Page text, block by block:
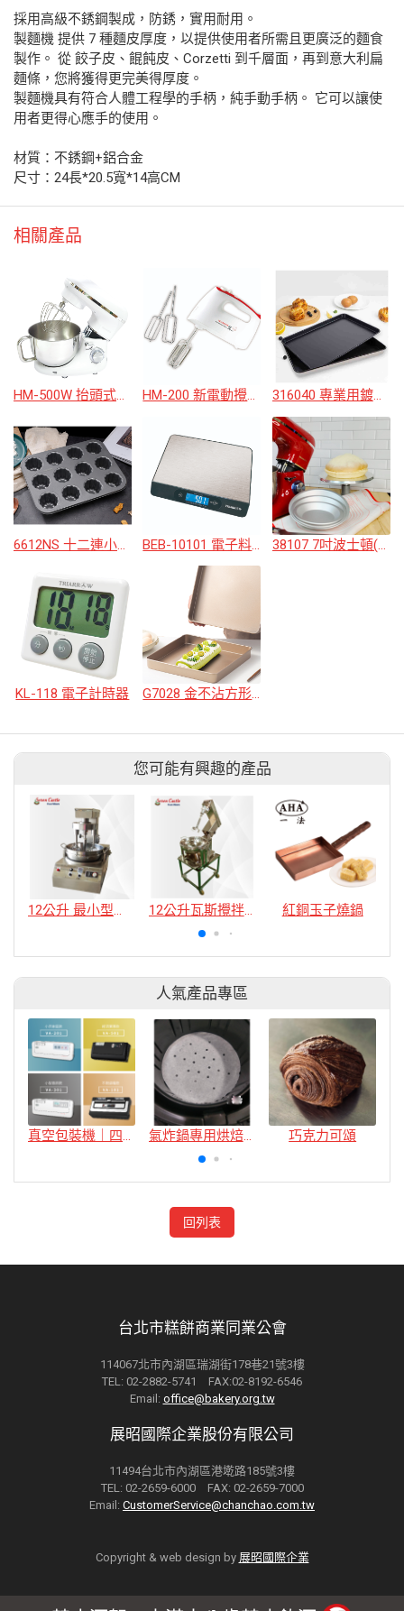
採用高級不銹鋼製成，防銹，實用耐用。
製麵機 提供 7 種麵皮厚度，以提供使用者所需且更廣泛的麵食
製作。 從 餃子皮、餛飩皮、Corzetti 到千層面，再到意大利扁
麵條，您將獲得更完美得厚度。
製麵機具有符合人體工程學的手柄，純手動手柄。 它可以讓使
用者更得心應手的使用。
材質：不銹鋼+鋁合金
尺寸：24長*20.5寬*14高CM
相關產品
HM-500W 抬頭式電動攪拌機 HM-200 新電動攪拌機 316040 專業用鍍鋁不沾烤盤
6612NS 十二連小號可麗露烤模 BEB-10101 電子料理秤10.1KG 38107 7吋波士頓(萬用)派盤(加深型)
KL-118 電子計時器 G7028 金不沾方形烤模
您可能有興趣的產品
12公升 最小型卡士達攪拌機 12公升瓦斯攪拌機 紅銅玉子燒鍋
人氣產品專區
真空包裝機｜四款 氣炸鍋專用烘焙紙 巧克力可頌
回列表
台北市糕餅商業同業公會
114067北市內湖區瑞湖街178巷21號3樓
TEL: 02-2882-5741 FAX:02-8192-6546
Email: office@bakery.org.tw
展昭國際企業股份有限公司
11494台北市內湖區港墘路185號3樓
TEL: 02-2659-6000 FAX: 02-2659-7000
Email: CustomerService@chanchao.com.tw
Copyright & web design by 展昭國際企業